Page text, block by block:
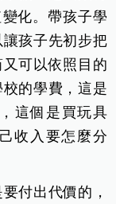
化。 帶孩子學
孩子先初步把
可以依照目的
的學費，這是
這個是買玩具
收入要怎麼分
付出代價的，